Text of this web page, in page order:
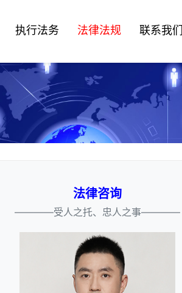
执行法务 法律法规 联系我们
法律咨询
————受人之托、忠人之事————